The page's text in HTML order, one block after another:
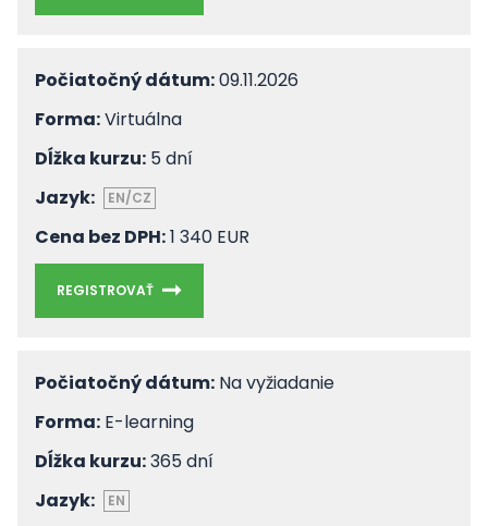
Počiatočný dátum:09.11.2026
Forma:Virtuálna
Dĺžka kurzu: 5 dní
Jazyk:
EN/CZ
Cena bez DPH:1 340 EUR
REGISTROVAŤ
Počiatočný dátum: Na vyžiadanie
Forma: E-learning
Dĺžka kurzu:365 dní
Jazyk:
EN